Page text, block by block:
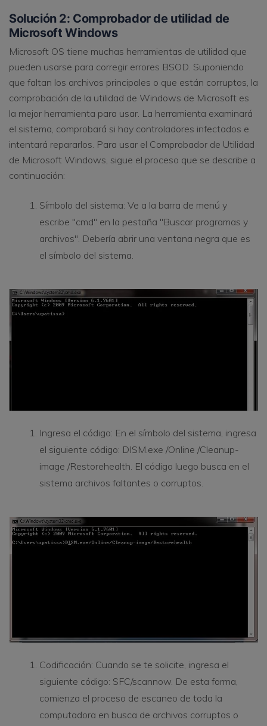
Solución 2: Comprobador de utilidad de
Microsoft Windows
Microsoft OS tiene muchas herramientas de utilidad que
pueden usarse para corregir errores BSOD. Suponiendo
que faltan los archivos principales o que están corruptos, la
comprobación de la utilidad de Windows de Microsoft es
la mejor herramienta para usar. La herramienta examinará
el sistema, comprobará si hay controladores infectados e
intentará repararlos. Para usar el Comprobador de Utilidad
de Microsoft Windows, sigue el proceso que se describe a
continuación:
Símbolo del sistema: Ve a la barra de menú y
escribe "cmd" en la pestaña "Buscar programas y
archivos". Debería abrir una ventana negra que es
el símbolo del sistema.
Ingresa el código: En el símbolo del sistema, ingresa
el siguiente código: DISM.exe /Online /Cleanup-
image /Restorehealth. El código luego busca en el
sistema archivos faltantes o corruptos.
Codificación: Cuando se te solicite, ingresa el
siguiente código: SFC/scannow. De esta forma,
comienza el proceso de escaneo de toda la
computadora en busca de archivos corruptos o